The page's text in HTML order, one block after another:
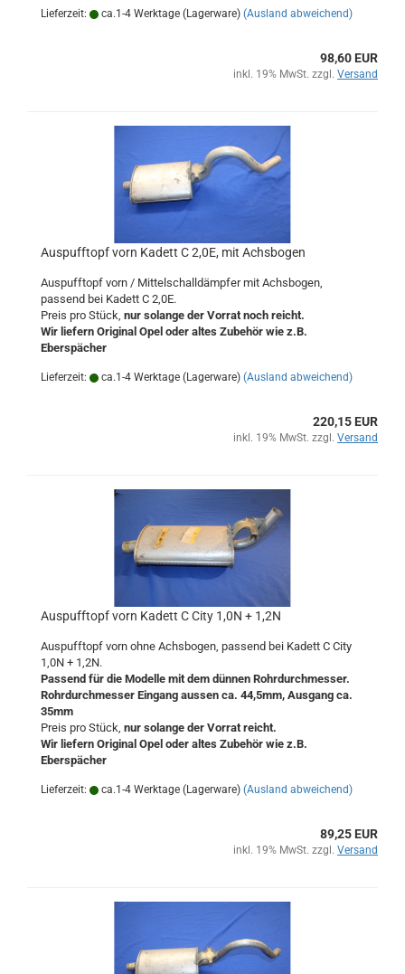
Lieferzeit: ca.1-4 Werktage (Lagerware) (Ausland abweichend)
98,60 EUR
inkl. 19% MwSt. zzgl. Versand
Auspufftopf vorn Kadett C 2,0E, mit Achsbogen
Auspufftopf vorn / Mittelschalldämpfer mit Achsbogen,
passend bei Kadett C 2,0E.
Preis pro Stück, nur solange der Vorrat noch reicht.
Wir liefern Original Opel oder altes Zubehör wie z.B.
Eberspächer
Lieferzeit: ca.1-4 Werktage (Lagerware) (Ausland abweichend)
220,15 EUR
inkl. 19% MwSt. zzgl. Versand
Auspufftopf vorn Kadett C City 1,0N + 1,2N
Auspufftopf vorn ohne Achsbogen, passend bei Kadett C City
1,0N + 1,2N.
Passend für die Modelle mit dem dünnen Rohrdurchmesser.
Rohrdurchmesser Eingang aussen ca. 44,5mm, Ausgang ca.
35mm
Preis pro Stück, nur solange der Vorrat reicht.
Wir liefern Original Opel oder altes Zubehör wie z.B.
Eberspächer
Lieferzeit: ca.1-4 Werktage (Lagerware) (Ausland abweichend)
89,25 EUR
inkl. 19% MwSt. zzgl. Versand